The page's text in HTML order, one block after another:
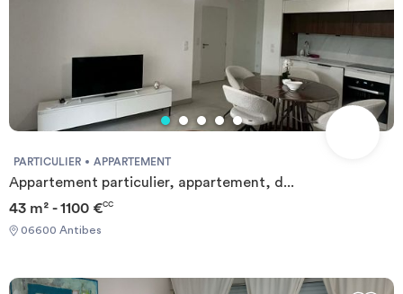
PARTICULIER APPARTEMENT
Appartement particulier, appartement, d...
43 m² - 1100 €CC
06600 Antibes